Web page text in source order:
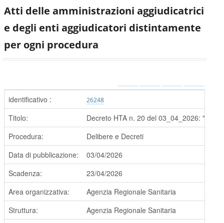
Atti delle amministrazioni aggiudicatrici
e degli enti aggiudicatori distintamente
per ogni procedura
identificativo : 26248
Titolo:
Decreto HTA n. 20 del 03_04_2026: "Art.
Procedura:
Delibere e Decreti
Data di pubblicazione:
03/04/2026
Scadenza:
23/04/2026
Area organizzativa:
Agenzia Regionale Sanitaria
Struttura:
Agenzia Regionale Sanitaria